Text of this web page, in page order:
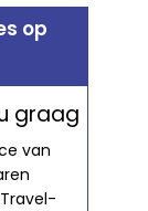
op
graag
van